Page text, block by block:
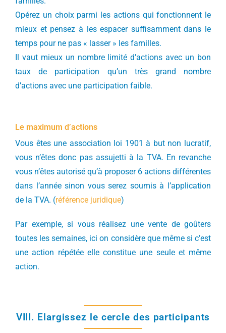
Opérez un choix parmi les actions qui fonctionnent le
mieux et pensez à les espacer suffisamment dans le
temps pour ne pas « lasser » les familles.
Il vaut mieux un nombre limité d’actions avec un bon
taux de participation qu’un très grand nombre
d’actions avec une participation faible.
Le maximum d’actions
Vous êtes une association loi 1901 à but non lucratif,
vous n’êtes donc pas assujetti à la TVA. En revanche
vous n’êtes autorisé qu’à proposer 6 actions différentes
dans l’année sinon vous serez soumis à l’application
de la TVA. (référence juridique)
Par exemple, si vous réalisez une vente de goûters
toutes les semaines, ici on considère que même si c’est
une action répétée elle constitue une seule et même
action.
VIII. Elargissez le cercle des participants